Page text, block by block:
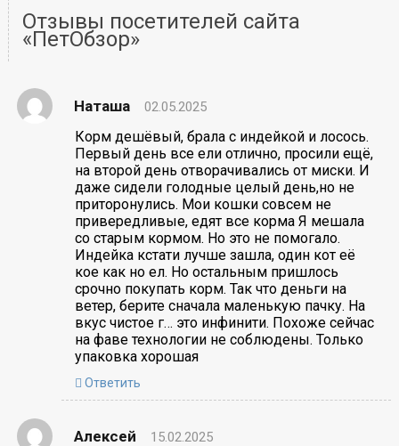
Отзывы посетителей сайта
«ПетОбзор»
Наташа 02.05.2025
Корм дешёвый, брала с индейкой и лосось.
Первый день все ели отлично, просили ещё,
на второй день отворачивались от миски. И
даже сидели голодные целый день,но не
приторонулись. Мои кошки совсем не
привередливые, едят все корма Я мешала
со старым кормом. Но это не помогало.
Индейка кстати лучше зашла, один кот её
кое как но ел. Но остальным пришлось
срочно покупать корм. Так что деньги на
ветер, берите сначала маленькую пачку. На
вкус чистое г… это инфинити. Похоже сейчас
на фаве технологии не соблюдены. Только
упаковка хорошая
Ответить
Алексей 15.02.2025